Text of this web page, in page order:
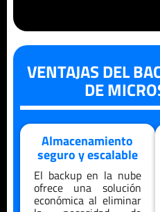
VENTAJAS DEL
DE
Almacenamiento
seguro y escalable
El backup en la nube
ofrece una solución
económica al eliminar